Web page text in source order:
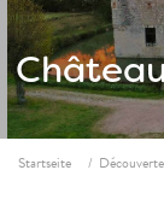
Fil d'ariane
Startseite